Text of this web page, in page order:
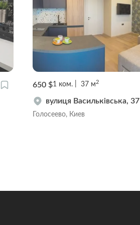
650 $1 ком. 37 м2
вулиця Васильківська, 37
Голосеево, Киев